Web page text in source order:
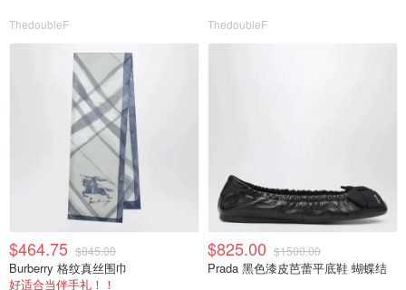
ThedoubleF ThedoubleF
$464.75 $845.00
Burberry 格纹真丝围巾
好适合当伴手礼！！
$825.00 $1500.00
Prada 黑色漆皮芭蕾平底鞋 蝴蝶结